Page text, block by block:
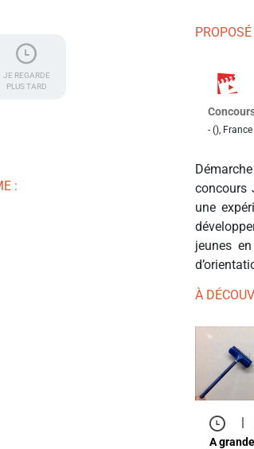
JE REGARDE
PLUS TARD
:
- (), France
concours
une
jeunes
À
A